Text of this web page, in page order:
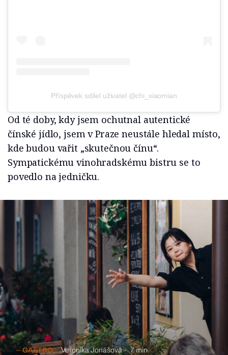
Příspěvek sdílel uživatel @chi_xiaomian
Od té doby, kdy jsem ochutnal autentické
čínské jídlo, jsem v Praze neustále hledal místo,
kde budou vařit „skutečnou čínu“.
Sympatickému vinohradskému bistru se to
povedlo na jedničku.
GASTRO Veronika Jonášová 7 min